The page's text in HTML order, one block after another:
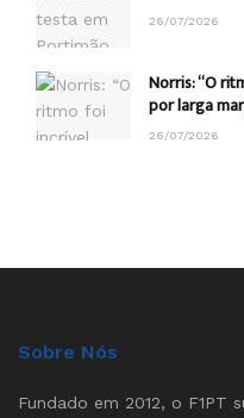
26/07/2026
Norris: “O
por larga
26/07/2026
Sobre Nós
Fundado em 2012, o F1PT